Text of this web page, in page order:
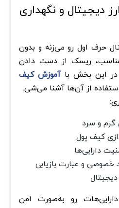
دیجیتال و نگهداری
حرف اول رو می‌زنه و بدون
ریسک از دست دادن
در این بخش باآموزش کیف
از آن‌ها آشنا می‌شی.
و سرد
کیف پول
دارایی‌ها
و عبارت بازیابی
دیجیتال
رو به‌صورت امن